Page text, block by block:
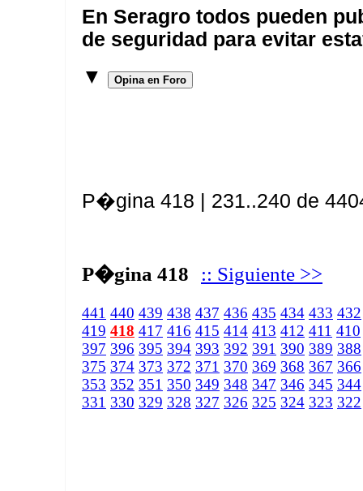
En Seragro todos pueden
de seguridad para evitar
▼
Opina en Foro
P�gina 418 | 231..240 de
P�gina 418 :: Siguiente >>
441 440 439 438 437 436 435 434 433 432
419 418 417 416 415 414 413 412 411 410
397 396 395 394 393 392 391 390 389 388
375 374 373 372 371 370 369 368 367 366
353 352 351 350 349 348 347 346 345 344
331 330 329 328 327 326 325 324 323 322